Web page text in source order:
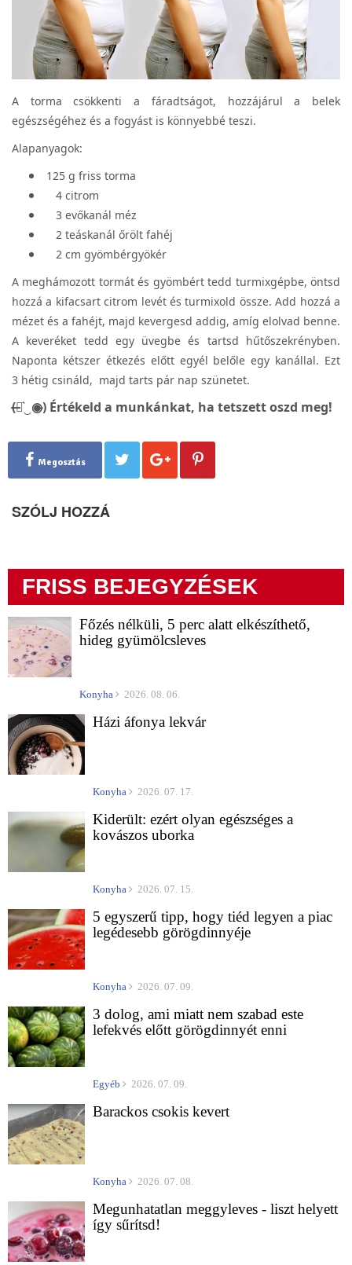
A torma csökkenti a fáradtságot, hozzájárul a belek
egészségéhez és a fogyást is könnyebbé teszi.
Alapanyagok:
125 g friss torma
4 citrom
3 evőkanál méz
2 teáskanál őrölt fahéj
2 cm gyömbérgyökér
A meghámozott tormát és gyömbért tedd turmixgépbe, öntsd
hozzá a kifacsart citrom levét és turmixold össze. Add hozzá a
mézet és a fahéjt, majd kevergesd addig, amíg elolvad benne.
A keveréket tedd egy üvegbe és tartsd hűtőszekrényben.
Naponta kétszer étkezés előtt egyél belőle egy kanállal. Ezt
3 hétig csináld, majd tarts pár nap szünetet.
(̶◉͛‿◉̶) Értékeld a munkánkat, ha tetszett oszd meg!
Megosztás
SZÓLJ HOZZÁ
FRISS BEJEGYZÉSEK
Főzés nélküli, 5 perc alatt elkészíthető,
hideg gyümölcsleves
Konyha 2026. 08. 06.
Házi áfonya lekvár
Konyha 2026. 07. 17.
Kiderült: ezért olyan egészséges a
kovászos uborka
Konyha 2026. 07. 15.
5 egyszerű tipp, hogy tiéd legyen a piac
legédesebb görögdinnyéje
Konyha 2026. 07. 09.
3 dolog, ami miatt nem szabad este
lefekvés előtt görögdinnyét enni
Egyéb 2026. 07. 09.
Barackos csokis kevert
Konyha 2026. 07. 08.
Megunhatatlan meggyleves - liszt helyett
így sűrítsd!